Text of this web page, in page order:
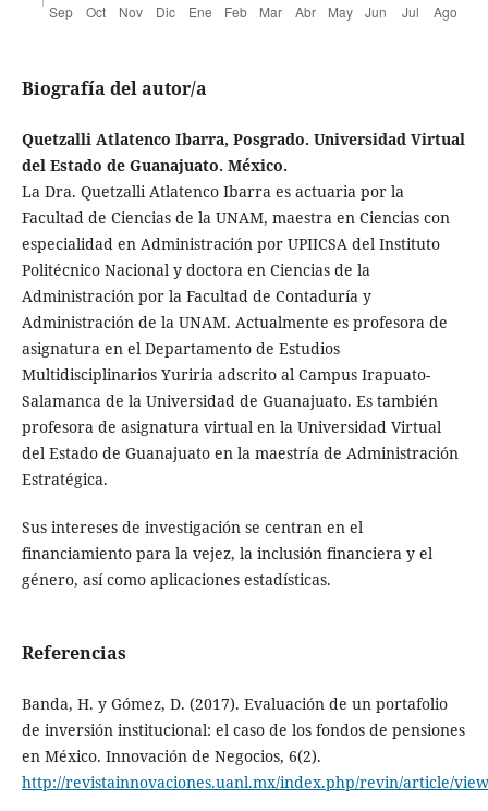
Biografía del autor/a
Quetzalli Atlatenco Ibarra, Posgrado. Universidad Virtual
del Estado de Guanajuato. México.
La Dra. Quetzalli Atlatenco Ibarra es actuaria por la
Facultad de Ciencias de la UNAM, maestra en Ciencias con
especialidad en Administración por UPIICSA del Instituto
Politécnico Nacional y doctora en Ciencias de la
Administración por la Facultad de Contaduría y
Administración de la UNAM. Actualmente es profesora de
asignatura en el Departamento de Estudios
Multidisciplinarios Yuriria adscrito al Campus Irapuato-
Salamanca de la Universidad de Guanajuato. Es también
profesora de asignatura virtual en la Universidad Virtual
del Estado de Guanajuato en la maestría de Administración
Estratégica.
Sus intereses de investigación se centran en el
financiamiento para la vejez, la inclusión financiera y el
género, así como aplicaciones estadísticas.
Referencias
Banda, H. y Gómez, D. (2017). Evaluación de un portafolio
de inversión institucional: el caso de los fondos de pensiones
en México. Innovación de Negocios, 6(2).
http://revistainnovaciones.uanl.mx/index.php/revin/article/